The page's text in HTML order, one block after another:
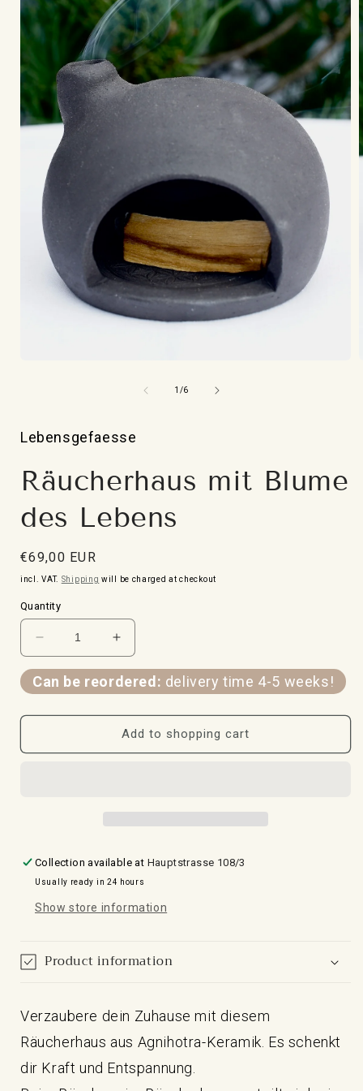
1 /from
6
Lebensgefaesse
Räucherhaus mit Blume
des Lebens
Normal
price
€69,00 EUR
incl. VAT. Shipping will be charged at checkout
Quantity
Verringere
die
Menge
für
Räucherhaus
Erhöhe
die
Menge
für
Räucherhaus
mit
Can be reordered: delivery time 4-5 weeks!
Add to shopping cart
Collection available at Hauptstrasse 108/3
Usually ready in 24 hours
Show store information
Product information
Verzaubere dein Zuhause mit diesem
Räucherhaus aus Agnihotra-Keramik. Es schenkt
dir Kraft und Entspannung.